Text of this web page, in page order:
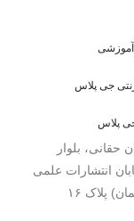
آموزشی
جی پلاس
پلاس
حقانی، بلوار
انتشارات علمی
پلاک ۱۶